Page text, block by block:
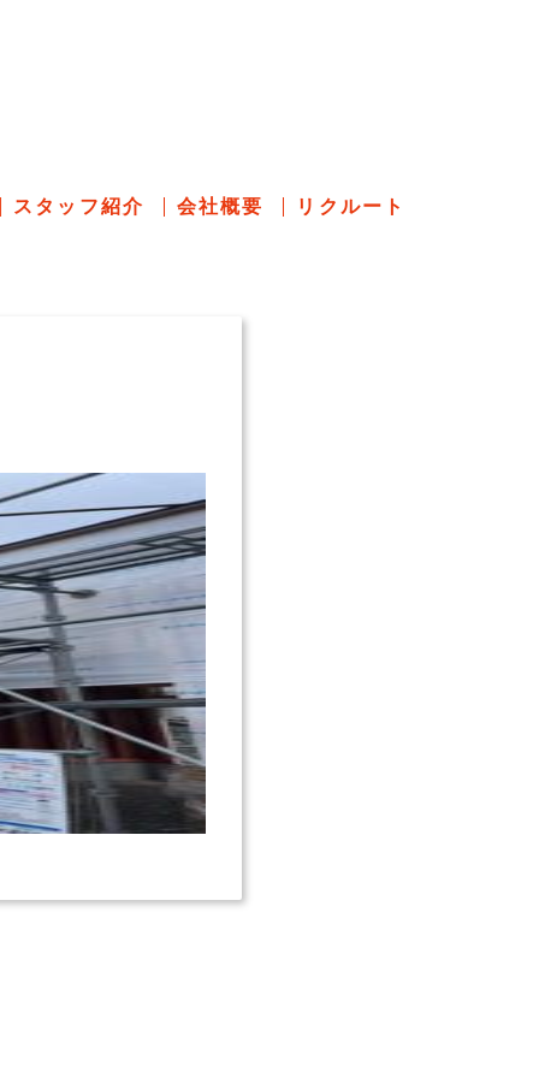
スタッフ紹介 会社概要 リクルート